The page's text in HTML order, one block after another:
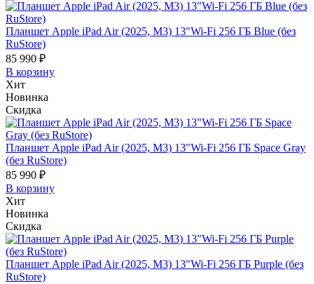
Планшет Apple iPad Air (2025, M3) 13"Wi-Fi 256 ГБ Blue (без
RuStore)
85 990 ₽
В корзину
Хит
Новинка
Скидка
Планшет Apple iPad Air (2025, M3) 13"Wi-Fi 256 ГБ Space Gray
(без RuStore)
85 990 ₽
В корзину
Хит
Новинка
Скидка
Планшет Apple iPad Air (2025, M3) 13"Wi-Fi 256 ГБ Purple (без
RuStore)